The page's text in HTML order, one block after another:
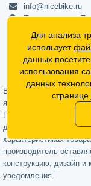
info@nicebike.ru
Прием звонков
ПВЗ Пн-Пт с 10:00 до
г. Москва, ул.
подъезд 1,
Официальный
Вся информация на
является публичной
Гражданского кодекса
достоверную
характеристиках
производитель
конструкцию, дизайн и
уведомления.
Для анализа
использует
данных
использования
данных
странице